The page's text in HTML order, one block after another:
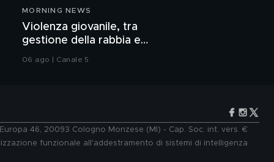
MORNING NEWS
Violenza giovanile, tra
gestione della rabbia e
pericolo sociale: parla il
06 ago | Canale 5
46, 20093 Cologno Monzese (MI) - Cap. Soc. int. vers. €
funzionale all'addestramento di sistemi di intelligenza